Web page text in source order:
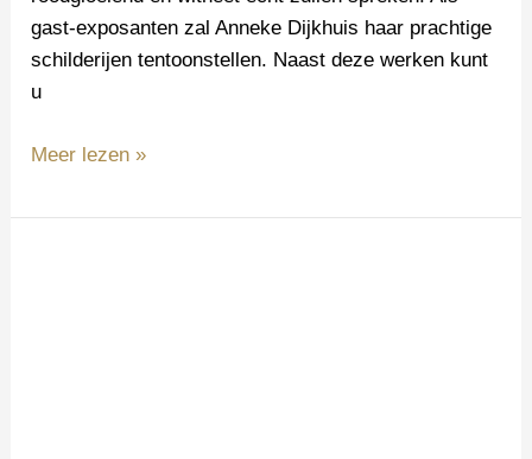
gast-exposanten zal Anneke Dijkhuis haar prachtige
schilderijen tentoonstellen. Naast deze werken kunt
u
Meer lezen »